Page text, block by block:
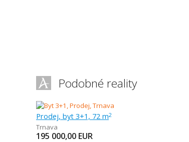
Podobné reality
Prodej, byt 3+1, 72 m2
Trnava
195 000,00 EUR